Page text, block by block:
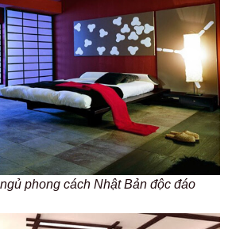
phong cách Nhật Bản độc đáo